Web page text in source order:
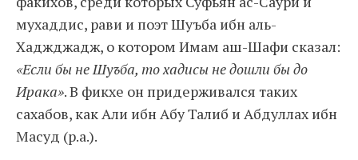
мухаддис, рави и поэт Шуъба ибн аль-
Хаджджадж, о котором Имам аш-Шафи сказал:
«Если бы не Шуъба, то хадисы не дошли бы до
Ирака». В фикхе он придерживался таких
сахабов, как Али ибн Абу Талиб и Абдуллах ибн
Масуд (р.а.).